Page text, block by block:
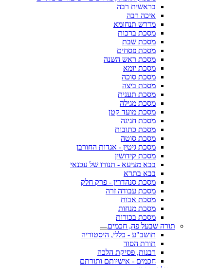
בראשית רבה
איכה רבה
מדרש תנחומא
מסכת ברכות
מסכת שבת
מסכת פסחים
מסכת ראש השנה
מסכת יומא
מסכת סוכה
מסכת ביצה
מסכת תענית
מסכת מגילה
מסכת מועד קטן
מסכת חגיגה
מסכת כתובות
מסכת סוטה
מסכת גיטין - אגדות החורבן
מסכת קידושין
בבא מציעא - תנורו של עכנאי
בבא בתרא
מסכת סנהדרין - פרק חלק
מסכת עבודה זרה
מסכת אבות
מסכת מנחות
מסכת בכורות
תורה שבעל פה, חכמים
תושב"ע - כללי, היסטוריה
תורת הסוד
רבנות, פסיקת הלכה
חכמים - אישיותם ותורתם